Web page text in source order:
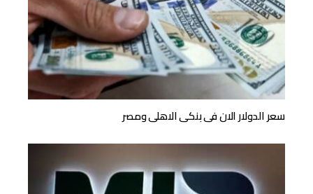
سعر الدولار الان فى بنكى الاهلى ومصر